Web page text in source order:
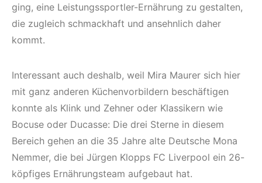
ging, eine Leistungssportler-Ernährung zu gestalten,
die zugleich schmackhaft und ansehnlich daher
kommt.
Interessant auch deshalb, weil Mira Maurer sich hier
mit ganz anderen Küchenvorbildern beschäftigen
konnte als Klink und Zehner oder Klassikern wie
Bocuse oder Ducasse: Die drei Sterne in diesem
Bereich gehen an die 35 Jahre alte Deutsche Mona
Nemmer, die bei Jürgen Klopps FC Liverpool ein 26-
köpfiges Ernährungsteam aufgebaut hat.